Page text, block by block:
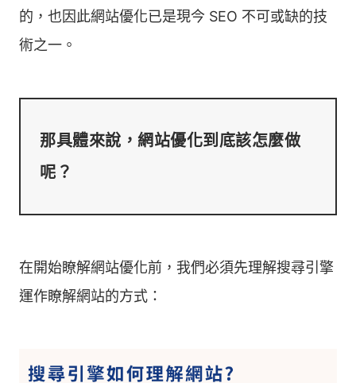
的，也因此網站優化已是現今 SEO 不可或缺的技
術之一。
那具體來說，網站優化到底該怎麼做
在開始瞭解網站優化前，我們必須先理解搜尋引擎
運作瞭解網站的方式：